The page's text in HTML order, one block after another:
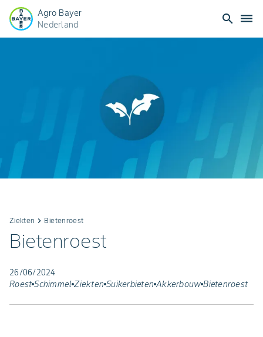
Agro Bayer
Nederland
search dehaze
Ziekten keyboard_arrow_right Bietenroest
Bietenroest
26/06/2024
Roest Schimmel Ziekten Suikerbieten Akkerbouw Bietenroest